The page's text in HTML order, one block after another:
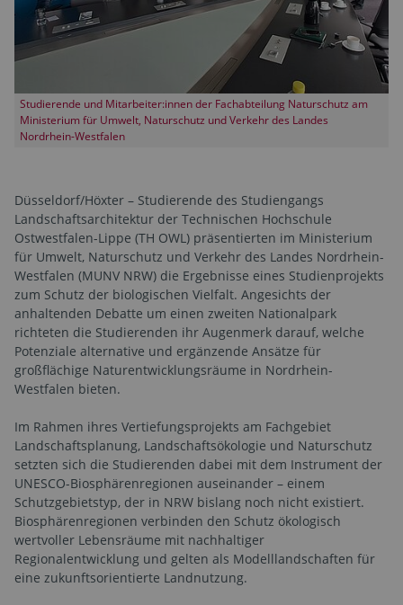
Studierende und Mitarbeiter:innen der Fachabteilung Naturschutz am
Ministerium für Umwelt, Naturschutz und Verkehr des Landes
Nordrhein-Westfalen
Düsseldorf/Höxter – Studierende des Studiengangs
Landschaftsarchitektur der Technischen Hochschule
Ostwestfalen-Lippe (TH OWL) präsentierten im Ministerium
für Umwelt, Naturschutz und Verkehr des Landes Nordrhein-
Westfalen (MUNV NRW) die Ergebnisse eines Studienprojekts
zum Schutz der biologischen Vielfalt. Angesichts der
anhaltenden Debatte um einen zweiten Nationalpark
richteten die Studierenden ihr Augenmerk darauf, welche
Potenziale alternative und ergänzende Ansätze für
großflächige Naturentwicklungsräume in Nordrhein-
Westfalen bieten. ­
Im Rahmen ihres Vertiefungsprojekts am Fachgebiet
Landschaftsplanung, Landschaftsökologie und Naturschutz
setzten sich die Studierenden dabei mit dem Instrument der
UNESCO-Biosphärenregionen auseinander – einem
Schutzgebietstyp, der in NRW bislang noch nicht existiert.
Biosphärenregionen verbinden den Schutz ökologisch
wertvoller Lebensräume mit nachhaltiger
Regionalentwicklung und gelten als Modelllandschaften für
eine zukunftsorientierte Landnutzung.